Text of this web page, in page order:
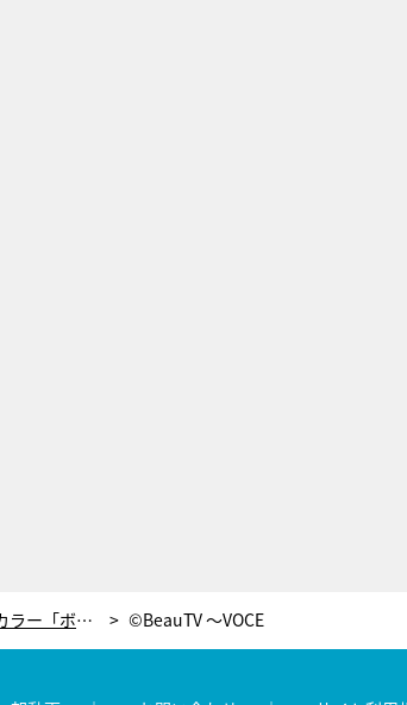
黒崎えり子直伝！2018年ラッキーカラー「ボルドー」で幸せを呼び込む新年ネイル ©BeauTV ～VOCE